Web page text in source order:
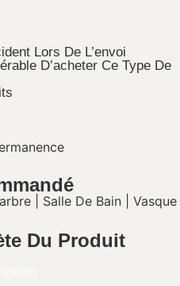
Lors De L’envoi
D’acheter Ce Type De
Salle De Bain
Vasque
Du Produit